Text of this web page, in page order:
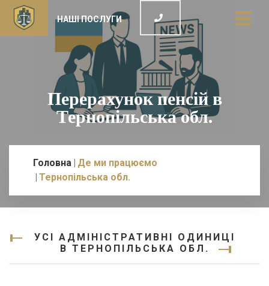
НАШІ ПОСЛУГИ
Перерахунок пенсій в
Тернопільська обл.
Головна Де ми працюємо
Тернопільська обл.
УСІ АДМІНІСТРАТИВНІ ОДИНИЦІ
В ТЕРНОПІЛЬСЬКА ОБЛ.